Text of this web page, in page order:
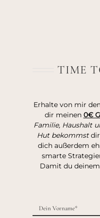
TIME
Erhalte von mir
dir meinen 0€
Familie, Haushalt
Hut bekommst
dich außerdem
smarte
Damit du deinem